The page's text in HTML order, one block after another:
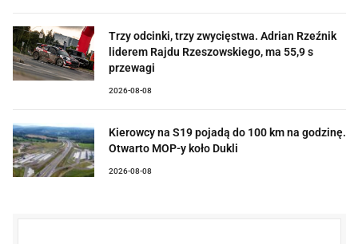
Trzy odcinki, trzy zwycięstwa. Adrian Rzeźnik
liderem Rajdu Rzeszowskiego, ma 55,9 s
przewagi
2026-08-08
Kierowcy na S19 pojadą do 100 km na godzinę.
Otwarto MOP-y koło Dukli
2026-08-08